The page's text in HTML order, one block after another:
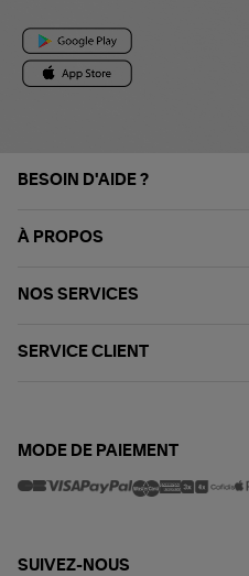
BESOIN D'AIDE ?
À PROPOS
NOS SERVICES
SERVICE CLIENT
MODE DE PAIEMENT
SUIVEZ-NOUS